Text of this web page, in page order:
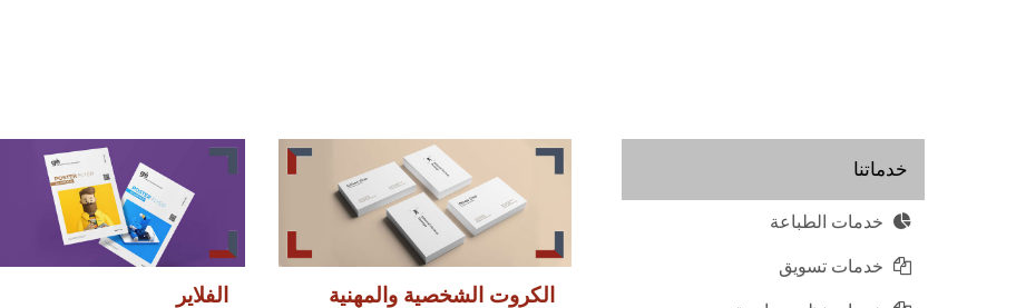
خدماتنا
خدمات الطباعة
خدمات تسويق
الكروت الشخصية والمهنية الفلاير